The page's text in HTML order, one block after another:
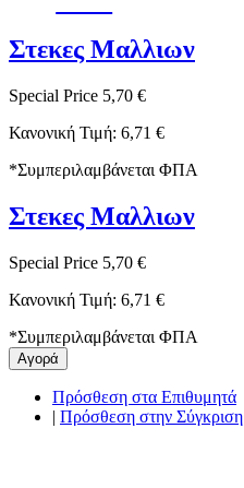
Στεκες Μαλλιων
Special Price 5,70 €
Κανονική Τιμή: 6,71 €
*Συμπεριλαμβάνεται ΦΠΑ
Στεκες Μαλλιων
Special Price 5,70 €
Κανονική Τιμή: 6,71 €
*Συμπεριλαμβάνεται ΦΠΑ
Αγορά
Πρόσθεση στα Επιθυμητά
| Πρόσθεση στην Σύγκριση